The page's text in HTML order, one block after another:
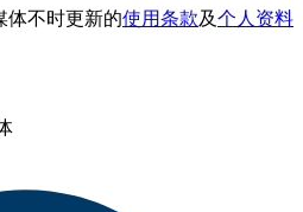
体不时更新的使用条款及个人资料